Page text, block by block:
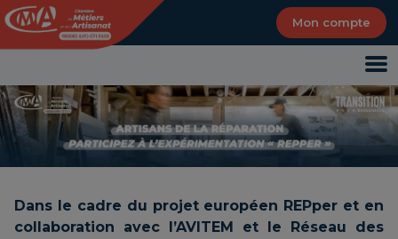
Mon compte
Dans le cadre du projet européen REPper et en
collaboration avec l’AVITEM et le Réseau des
Panneau de gestion des cookies